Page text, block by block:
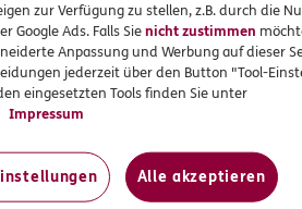
zur Verfügung zu stellen, z.B. durch die
Google Ads. Falls Sienicht zustimmen
Anpassung und Werbung auf dieser
jederzeit über den Button "Tool-
eingesetzten Tools finden Sie unter
Impressum
Alle akzeptieren